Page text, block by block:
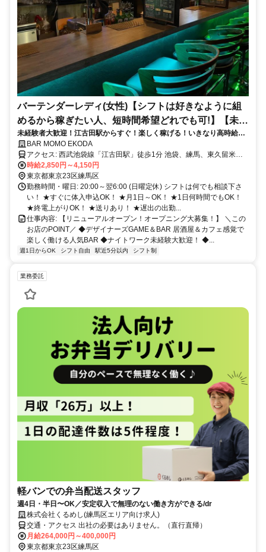
バーテンダーレディ(女性)【シフトは好きなように組
めるから稼ぎたい人、短時間希望どれでも可!】【未経
験活躍中!】
未経験者大歓迎！江古田駅からすぐ！楽しく稼げる！いきなり高時給ス
タートで、タイパも◎
BAR MOMO EKODA
アクセス: 西武池袋線「江古田駅」徒歩1分 池袋、練馬、東久留米、
秋津、所沢、大泉学園、石神井公園、飯能、小手指、桜台、ひばりが
丘からも1本で通いやすいです。
時給2,850円～4,150円
東京都東京23区練馬区
勤務時間・曜日: 20:00～翌6:00 (日曜定休) シフトは何でも相談下さ
い！ ★すぐに体入申込OK！ ★月1日～OK！ ★1日何時間でもOK！
★終電上がりOK！ ★送りあり！ ★遅出の出勤...
仕事内容: 【リニューアルオープン！オープニング大募集！】 ＼この
お店のPOINT／ ◆デザイナーズGAME＆BAR 居酒屋＆カフェ感覚で
楽しく働ける人気BAR ◆ナイトワーク未経験大歓迎！ ◆...
週1日からOK シフト自由 駅近5分以内 シフト制
業務委託
軽バンでの弁当配送スタッフ
週4日・半日〜OK／安定収入で無理のない働き方ができる/dr
株式会社くるめし(練馬区エリア向け求人)
交通・アクセス 出社の必要はありません。（直行直帰）
月給264,000円～400,000円
東京都東京23区練馬区